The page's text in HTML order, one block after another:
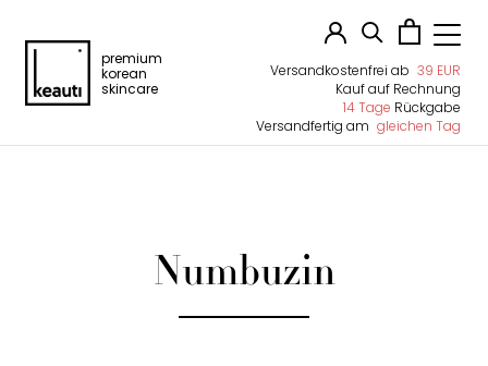
premium
korean
skincare
Versandkostenfrei ab 39 EUR
Kauf auf Rechnung
14 Tage Rückgabe
Versandfertig am gleichen Tag
Numbuzin